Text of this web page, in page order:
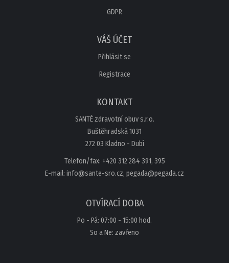
GDPR
VÁŠ ÚČET
Přihlásit se
Registrace
KONTAKT
SANTÉ zdravotní obuv s.r.o.
Buštěhradská 1031
272 03 Kladno - Dubí
Telefon/fax: +420 312 284 391, 395
E-mail: info@sante-sro.cz, pegada@pegada.cz
OTVÍRACÍ DOBA
Po - Pá: 07:00 - 15:00 hod.
So a Ne: zavřeno